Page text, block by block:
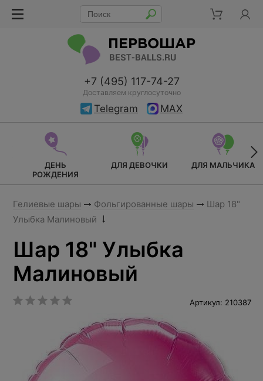
+7 (495) 117-74-27
Доставляем круглосуточно
Telegram MAX
ДЕНЬ
РОЖДЕНИЯ
ДЛЯ ДЕВОЧКИ ДЛЯ МАЛЬЧИКА
Гелиевые шары Фольгированные шары
Шар 18"
Улыбка Малиновый
Шар 18" Улыбка
Малиновый
Артикул: 210387